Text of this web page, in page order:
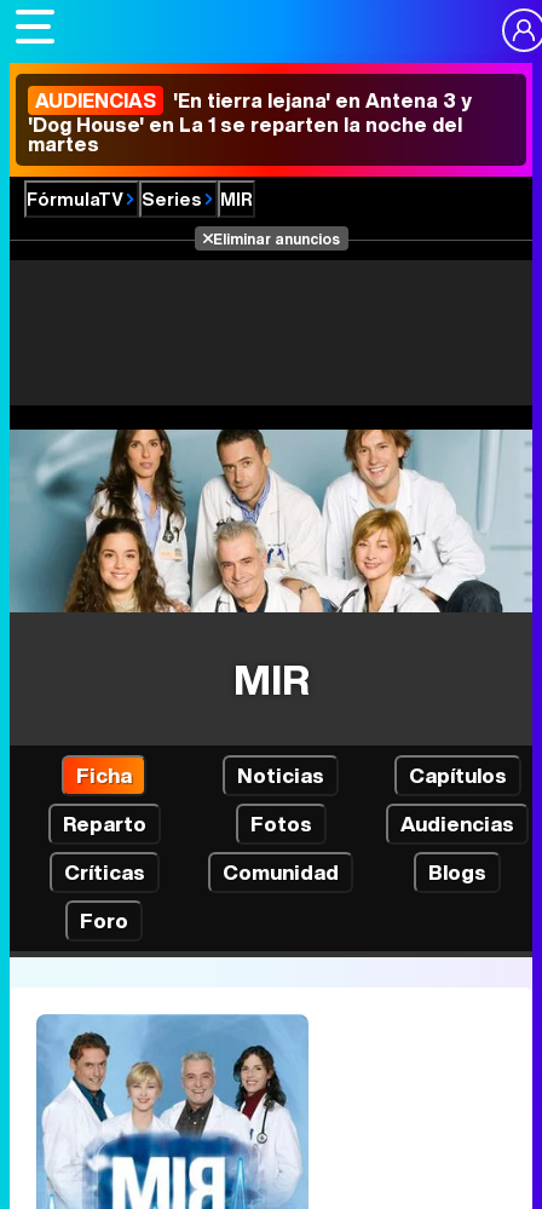
AUDIENCIAS 'En tierra lejana' en Antena 3 y
'Dog House' en La 1 se reparten la noche del
martes
FórmulaTV Series MIR
Eliminar anuncios
MIR
Ficha Noticias
Capítulos
Reparto
Fotos
Audiencias
Críticas
Comunidad
Blogs
Foro